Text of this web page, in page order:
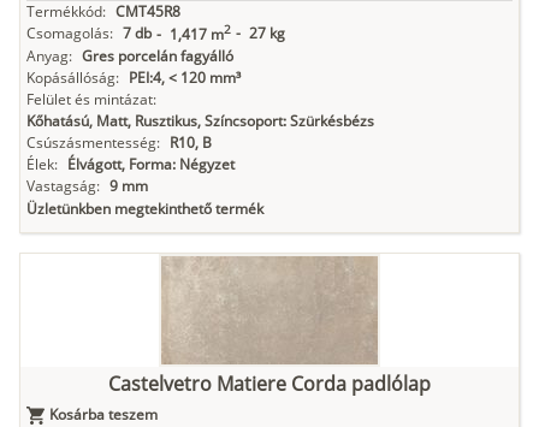
Termékkód: CMT45R8
Csomagolás: 7 db - 1,417 m2 - 27 kg
Anyag: Gres porcelán fagyálló
Kopásállóság: PEI:4, < 120 mm³
Felület és mintázat:
Kőhatású, Matt, Rusztikus, Színcsoport: Szürkésbézs
Csúszásmentesség: R10, B
Élek: Élvágott, Forma: Négyzet
Vastagság: 9 mm
Üzletünkben megtekinthető termék
Castelvetro Matiere Corda padlólap
Kosárba teszem